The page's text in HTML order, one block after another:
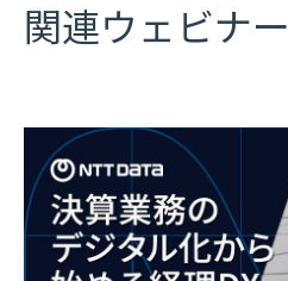
関連ウェビナー